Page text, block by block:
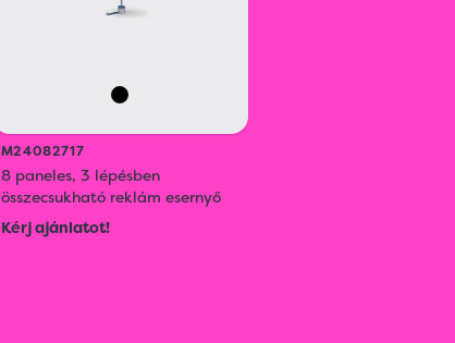
M24082717
8 paneles, 3 lépésben
összecsukható reklám esernyő
Kérj ajánlatot!